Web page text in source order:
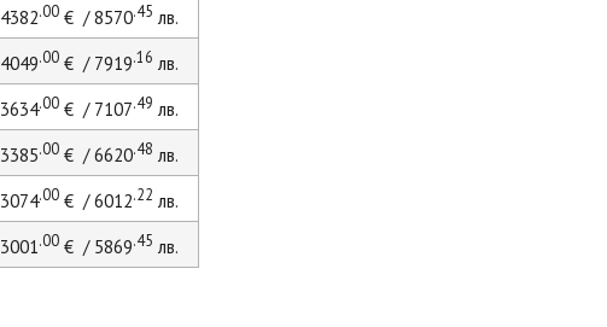
4382.00€ / 8570.45 лв.
4049.00€ / 7919.16 лв.
3634.00€ / 7107.49 лв.
3385.00€ / 6620.48 лв.
3074.00€ / 6012.22 лв.
3001.00€ / 5869.45 лв.